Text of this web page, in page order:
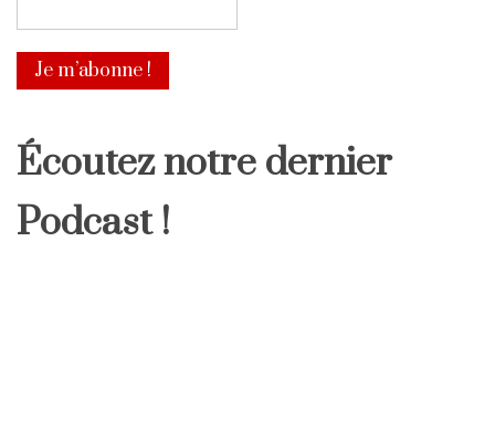
Écoutez notre dernier
Podcast !